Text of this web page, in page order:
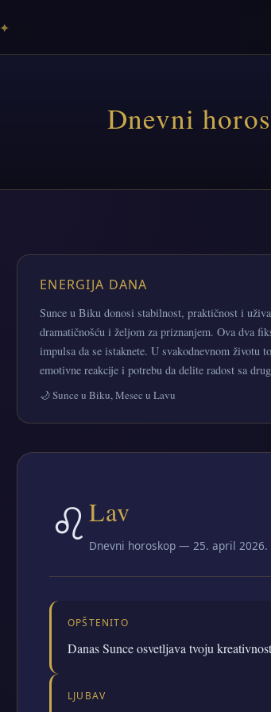
✦
Dnevni
ENERGIJA DANA
Sunce u Biku donosi stabilnost, praktičnost i
dramatičnošću i željom za priznanjem. Ova dva
impulsa da se istaknete. U svakodnevnom životu
emotivne reakcije i potrebu da delite radost sa
🌙 Sunce u Biku, Mesec u Lavu
♌Lav
Dnevni horoskop — 25. april 2026.
OPŠTENITO
Danas Sunce osvetljava tvoju
LJUBAV